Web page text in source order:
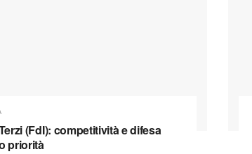
(FdI): competitività e difesa
priorità